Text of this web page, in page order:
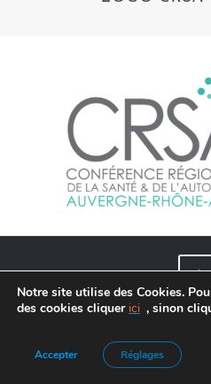
Agence de Communication :
Notre site utilise des Cookies.
des cookies cliquer ici , sinon
Accepter Réglages